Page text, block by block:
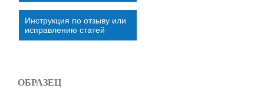
Инструкция по отзыву или
исправлению статей
ОБРАЗЕЦ